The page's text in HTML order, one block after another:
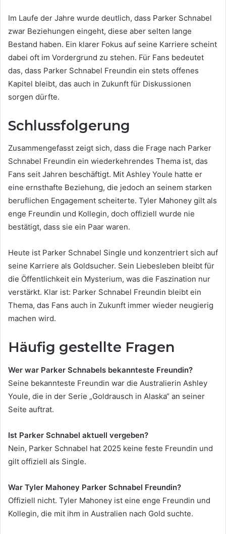
Im Laufe der Jahre wurde deutlich, dass Parker Schnabel
zwar Beziehungen eingeht, diese aber selten lange
Bestand haben. Ein klarer Fokus auf seine Karriere scheint
dabei oft im Vordergrund zu stehen. Für Fans bedeutet
das, dass Parker Schnabel Freundin ein stets offenes
Kapitel bleibt, das auch in Zukunft für Diskussionen
sorgen dürfte.
Schlussfolgerung
Zusammengefasst zeigt sich, dass die Frage nach Parker
Schnabel Freundin ein wiederkehrendes Thema ist, das
Fans seit Jahren beschäftigt. Mit Ashley Youle hatte er
eine ernsthafte Beziehung, die jedoch an seinem starken
beruflichen Engagement scheiterte. Tyler Mahoney gilt als
enge Freundin und Kollegin, doch offiziell wurde nie
bestätigt, dass sie ein Paar waren.
Heute ist Parker Schnabel Single und konzentriert sich auf
seine Karriere als Goldsucher. Sein Liebesleben bleibt für
die Öffentlichkeit ein Mysterium, was die Faszination nur
verstärkt. Klar ist: Parker Schnabel Freundin bleibt ein
Thema, das Fans auch in Zukunft immer wieder neugierig
machen wird.
Häufig gestellte Fragen
Wer war Parker Schnabels bekannteste Freundin?
Seine bekannteste Freundin war die Australierin Ashley
Youle, die in der Serie „Goldrausch in Alaska“ an seiner
Seite auftrat.
Ist Parker Schnabel aktuell vergeben?
Nein, Parker Schnabel hat 2025 keine feste Freundin und
gilt offiziell als Single.
War Tyler Mahoney Parker Schnabel Freundin?
Offiziell nicht. Tyler Mahoney ist eine enge Freundin und
Kollegin, die mit ihm in Australien nach Gold suchte.